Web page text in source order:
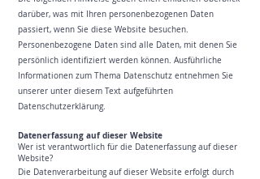
darüber, was mit Ihren personenbezogenen Daten
passiert, wenn Sie diese Website besuchen.
Personenbezogene Daten sind alle Daten, mit denen Sie
persönlich identifiziert werden können. Ausführliche
Informationen zum Thema Datenschutz entnehmen Sie
unserer unter diesem Text aufgeführten
Datenschutzerklärung.
Datenerfassung auf dieser Website
Wer ist verantwortlich für die Datenerfassung auf dieser
Website?
Die Datenverarbeitung auf dieser Website erfolgt durch